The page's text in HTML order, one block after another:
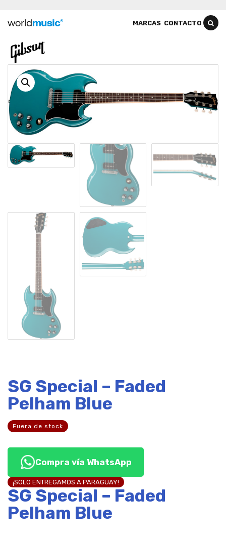
MARCAS CONTACTO
SG Special – Faded
Pelham Blue
Fuera de stock
Compra vía WhatsApp
¡SOLO ENTREGAMOS A PARAGUAY!
SG Special – Faded
Pelham Blue